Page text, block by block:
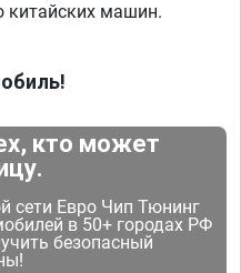
китайских машин.
кто может
сети Евро Чип Тюнинг
в 50+ городах РФ
безопасный